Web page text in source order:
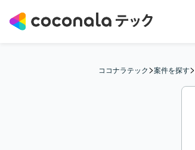
ココナラテック>案件を探す>